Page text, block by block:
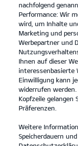
KIA ORIGINAL ÖL
Das
nachfolgend
Performance: Wir
wird, um Inhalte
Marketing und
Werbepartner und
Ihnen auf dieser
interessenbasierte
Einwilligung kann
widerrufen werden.
Kopfzeile gelangen
Präferenzen.
Weitere
Speicherdauern